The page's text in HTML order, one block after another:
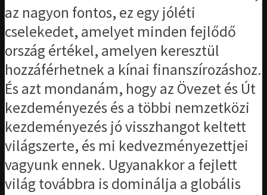
az nagyon fontos, ez egy jóléti
cselekedet, amelyet minden fejlődő
ország értékel, amelyen keresztül
hozzáférhetnek a kínai finanszírozáshoz.
És azt mondanám, hogy az Övezet és Út
kezdeményezés és a többi nemzetközi
kezdeményezés jó visszhangot keltett
világszerte, és mi kedvezményezettjei
vagyunk ennek. Ugyanakkor a fejlett
világ továbbra is dominálja a globális